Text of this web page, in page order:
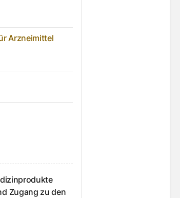
Arzneimittel
Zugang zu den